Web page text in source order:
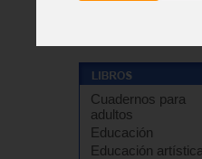
Cuadernos para
adultos
Educación
Educación artística